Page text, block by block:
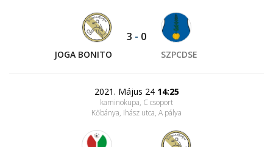
JOGA BONITO
3 - 0
SZPCDSE
2021. Május 24 14:25
kaminokupa, C csoport
Kőbánya, Ihász utca, A pálya